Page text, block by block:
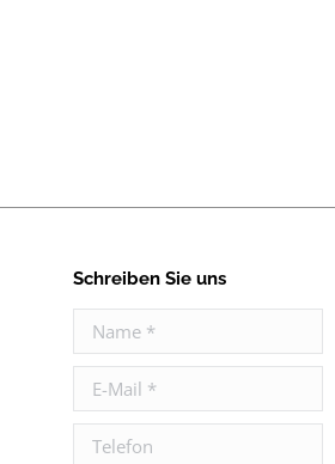
Schreiben Sie uns
Name *
E-Mail *
Telefon